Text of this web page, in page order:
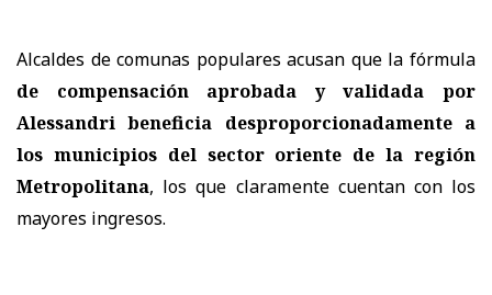
Alcaldes de comunas populares acusan que la fórmula
de compensación aprobada y validada por
Alessandri beneficia desproporcionadamente a
los municipios del sector oriente de la región
Metropolitana, los que claramente cuentan con los
mayores ingresos.